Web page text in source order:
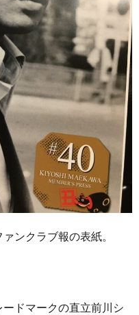
ンクラブ報の表紙。
ドマークの直立前川シ